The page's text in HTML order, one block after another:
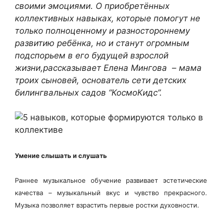
своими эмоциями. О приобретённых
коллективных навыках, которые помогут не
только полноценному и разностороннему
развитию ребёнка, но и станут огромным
подспорьем в его будущей взрослой
жизни,рассказывает Елена Мингова – мама
троих сыновей, основатель сети детских
билингвальных садов “КосмоКидс”.
Умение слышать и слушать
Раннее музыкальное обучение развивает эстетические
качества – музыкальный вкус и чувство прекрасного.
Музыка позволяет взрастить первые ростки духовности.